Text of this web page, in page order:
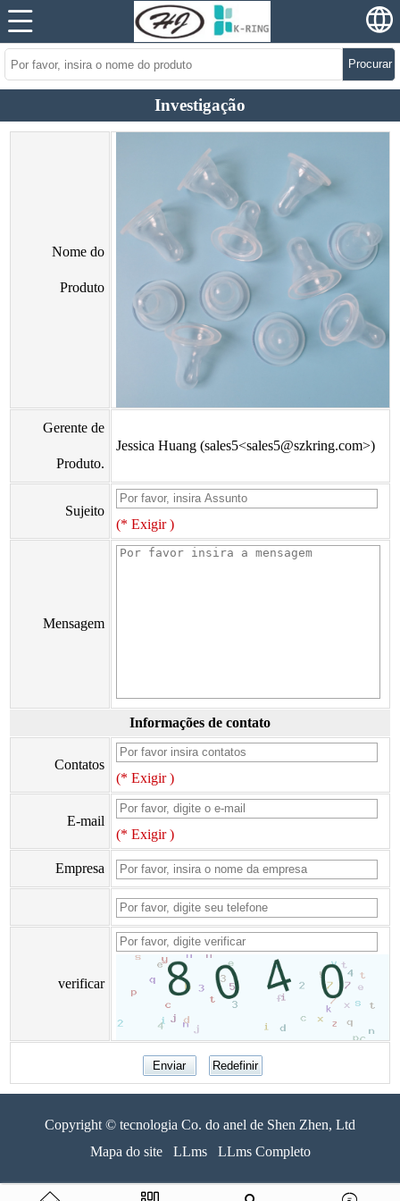
Procurar
Investigação
Nome do
Produto
Gerente de
Produto.
Jessica Huang (sales5<sales5@szkring.com>)
Sujeito
(* Exigir )
Mensagem
Informações de contato
Contatos
(* Exigir )
E-mail
(* Exigir )
Empresa
verificar
Copyright © tecnologia Co. do anel de Shen Zhen, Ltd
Mapa do site
LLms LLms Completo